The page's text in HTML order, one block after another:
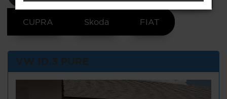
CUPRA Skoda FIAT